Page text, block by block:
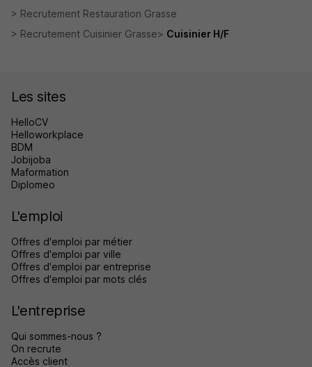
Recrutement Restauration Grasse
Recrutement Cuisinier Grasse
Cuisinier H/F
Les sites
HelloCV
Helloworkplace
BDM
Jobijoba
Maformation
Diplomeo
L'emploi
Offres d'emploi par métier
Offres d'emploi par ville
Offres d'emploi par entreprise
Offres d'emploi par mots clés
L'entreprise
Qui sommes-nous ?
On recrute
Accès client